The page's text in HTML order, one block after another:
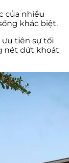
của nhiều
khác biệt.
ưu tiên sự tối
nét dứt khoát